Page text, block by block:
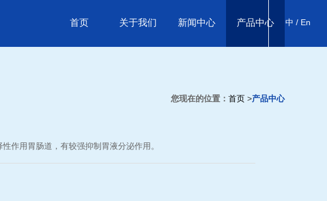
首页 关于我们 新闻中心 产品中心 中 / En
您现在的位置： 首页 >产品中心
作用胃肠道，有较强抑制胃液分泌作用。